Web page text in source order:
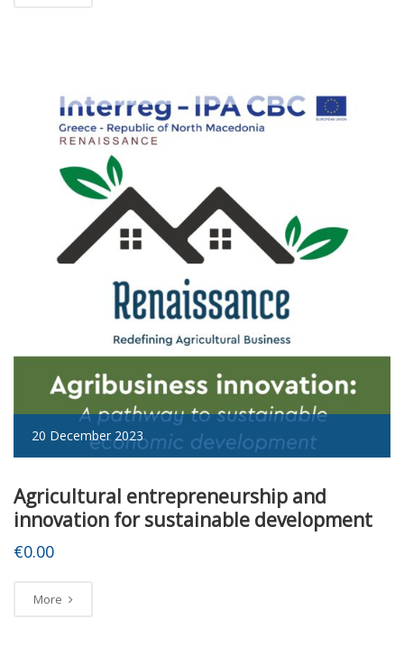
20 December 2023
Agricultural entrepreneurship and
innovation for sustainable development
€0.00
More